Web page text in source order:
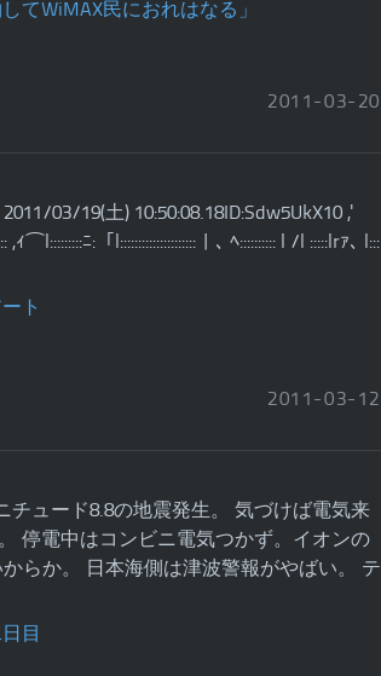
2011 -03- 20
03/19(土) 10:50:08.18ID:Sdw5UkX10 ,'
,ｨ⌒l:::::::::ﾆ:「l::::::::::::::::::::: | ､ ﾍ:::::::::: l /l :::::lrｧ､ l:::
2011 -03- 12
チュード8.8の地震発生。 気づけば電気来
停電中はコンビニ電気つかず。イオンの
らか。 日本海側は津波警報がやばい。 テ